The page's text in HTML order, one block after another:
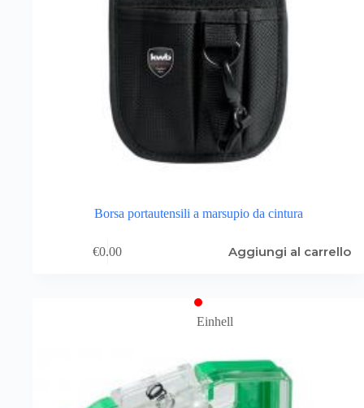
Borsa portautensili a marsupio da cintura
€0.00 Aggiungi al carrello
Einhell